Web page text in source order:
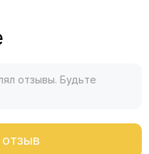
отзывы. Будьте